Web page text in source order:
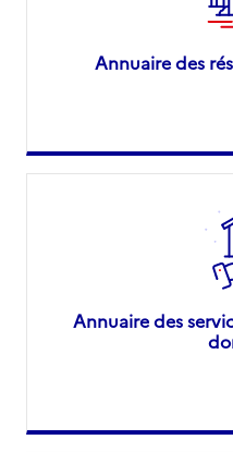
Annuaire des
Annuaire des